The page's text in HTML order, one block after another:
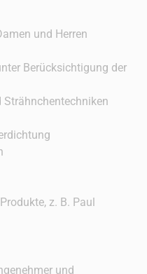
und Herren
Berücksichtigung der
z. B. Paul
und